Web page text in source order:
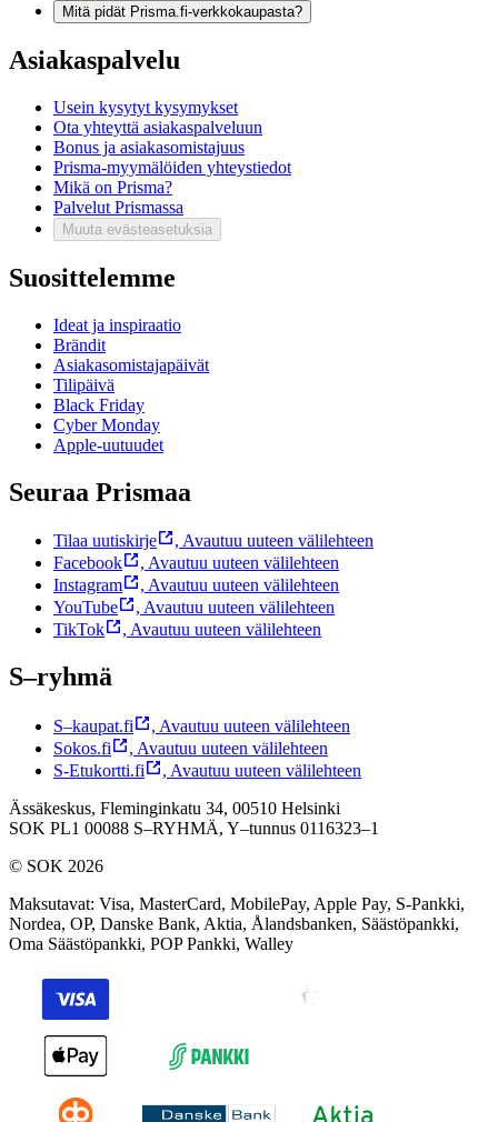
Mitä pidät Prisma.fi-verkkokaupasta?
Asiakaspalvelu
Usein kysytyt kysymykset
Ota yhteyttä asiakaspalveluun
Bonus ja asiakasomistajuus
Prisma-myymälöiden yhteystiedot
Mikä on Prisma?
Palvelut Prismassa
Muuta evästeasetuksia
Suosittelemme
Ideat ja inspiraatio
Brändit
Asiakasomistajapäivät
Tilipäivä
Black Friday
Cyber Monday
Apple-uutuudet
Seuraa Prismaa
Tilaa uutiskirje , Avautuu uuteen välilehteen
Facebook
, Avautuu uuteen välilehteen
Instagram
, Avautuu uuteen välilehteen
YouTube
, Avautuu uuteen välilehteen
TikTok
, Avautuu uuteen välilehteen
S–ryhmä
S–kaupat.fi , Avautuu uuteen välilehteen
Sokos.fi
, Avautuu uuteen välilehteen
S-Etukortti.fi
, Avautuu uuteen välilehteen
Ässäkeskus, Fleminginkatu 34, 00510 Helsinki
SOK PL1 00088 S–RYHMÄ, Y–tunnus 0116323–1
© SOK 2026
Maksutavat: Visa, MasterCard, MobilePay, Apple Pay, S-Pankki,
Nordea, OP, Danske Bank, Aktia, Ålandsbanken, Säästöpankki,
Oma Säästöpankki, POP Pankki, Walley